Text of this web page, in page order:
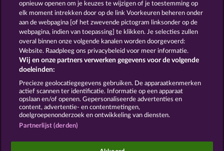
JACK POTTER & THE BOOK OF DYNASTIES 6 THE WARLOCKS BOOK
Algemene voorwaarden Privacyverklaring
Colofon Bedrijf FAQ Facebook
Terugbetalingsverzoek indienen
Sociale casino games zijn enkel bedoeld voor
opnieuw openen om je keuzes te wijzigen of je toestemming op
elk moment intrekken door op de link Voorkeuren beheren onder
aan de webpagina [of het zwevende pictogram linksonder op de
webpagina, indien van toepassing] te klikken. Je selecties zullen
overal binnen onze volgende kanalen worden doorgevoerd:
Website. Raadpleeg ons privacybeleid voor meer informatie.
Wij en onze partners verwerken gegevens voor de volgende
doeleinden:
Precieze geolocatiegegevens gebruiken. De apparaatkenmerken
actief scannen ter identificatie. Informatie op een apparaat
opslaan en/of openen. Gepersonaliseerde advertenties en
content, advertentie- en contentmetingen,
doelgroepenonderzoek en ontwikkeling van diensten.
Partnerlijst (derden)